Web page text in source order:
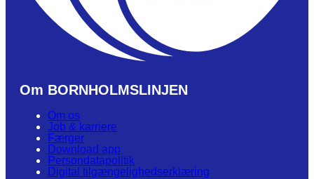
Om BORNHOLMSLINJEN
Om os
Job & karriere
Færger
Download app
Persondatapolitik
Digital tilgængelighedserklæring